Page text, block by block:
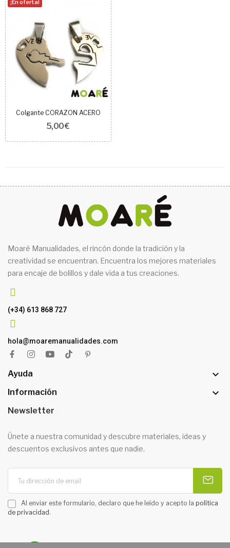
¡En oferta!
Colgante CORAZON ACERO
5,00 €
Moaré Manualidades, el rincón donde la tradición y la
creatividad se encuentran. Encuentra los mejores materiales
para encaje de bolillos y dale vida a tus creaciones.
(+34) 613 868 727
hola@moaremanualidades.com
Ayuda 
Información 
Newsletter
Únete a nuestra comunidad y descubre materiales, ideas y
descuentos exclusivos antes que nadie.
Al enviar este formulario, declaro que he leído y acepto la política
de privacidad .